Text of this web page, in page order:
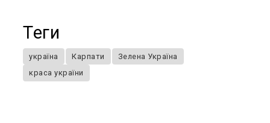
Теги
україна Карпати
Зелена Україна
краса україни